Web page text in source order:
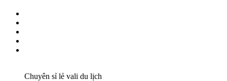
Chuyên sỉ lẻ vali du lịch